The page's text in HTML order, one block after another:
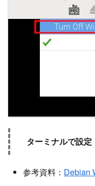
ターミナルで設定
参考資料： Debian